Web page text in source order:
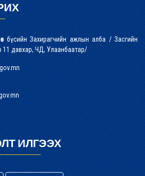
бүсийн Захирагчийн ажлын алба / Засгийн
11 давхар, ЧД, Улаанбаатар/
ИЛГЭЭХ